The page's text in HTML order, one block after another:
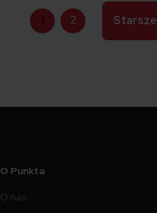
1 2 Starsze
O Punkta
O nas